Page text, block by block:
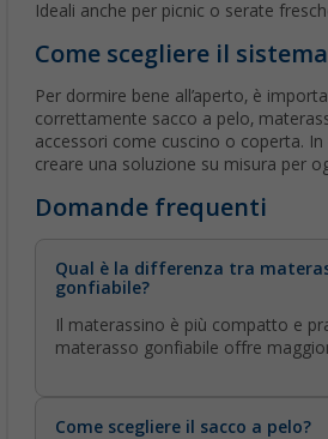
Ideali anche per picnic o serate
Come scegliere il
Per dormire bene all’aperto, è
correttamente sacco a pelo,
accessori come cuscino o coperta.
creare una soluzione su misura per
Domande frequenti
Qual è la differenza tra
gonfiabile?
Il materassino è più compatto e
materasso gonfiabile offre
Come scegliere il sacco a pelo?